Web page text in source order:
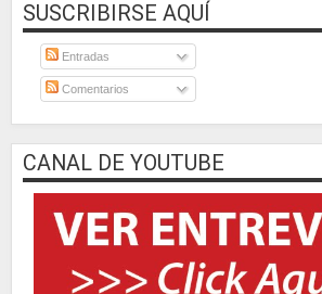
SUSCRIBIRSE AQUÍ
Entradas
Comentarios
CANAL DE YOUTUBE